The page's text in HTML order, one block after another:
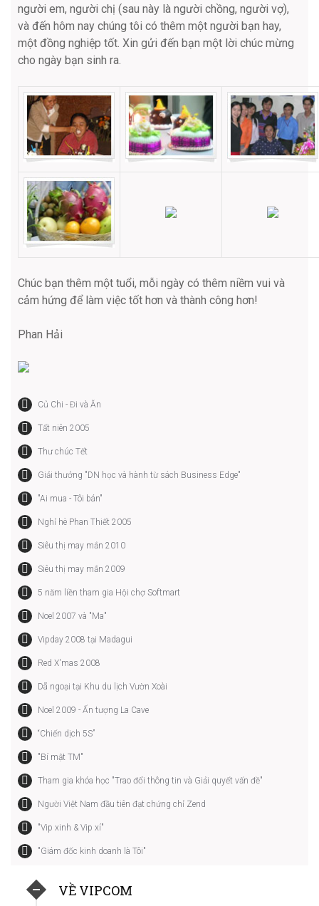
người em, người chị (sau này là người chồng, người vợ),
và đến hôm nay chúng tôi có thêm một người bạn hay,
một đồng nghiệp tốt. Xin gửi đến bạn một lời chúc mừng
cho ngày bạn sinh ra.
Chúc bạn thêm một tuổi, mỗi ngày có thêm niềm vui và
cảm hứng để làm việc tốt hơn và thành công hơn!
Phan Hải
Củ Chi - Đi và Ăn
Tất niên 2005
Thư chúc Tết
Giải thưởng "DN học và hành từ sách Business Edge"
"Ai mua - Tôi bán"
Nghỉ hè Phan Thiết 2005
Siêu thị may mắn 2010
Siêu thị may mắn 2009
5 năm liền tham gia Hội chợ Softmart
Noel 2007 và "Ma"
Vipday 2008 tại Madagui
Red X'mas 2008
Dã ngoại tại Khu du lịch Vườn Xoài
Noel 2009 - Ấn tượng La Cave
“Chiến dịch 5S”
"Bí mật TM"
Tham gia khóa học "Trao đổi thông tin và Giải quyết vấn đề"
Người Việt Nam đầu tiên đạt chứng chỉ Zend
"Vip xinh & Vip xí"
"Giám đốc kinh doanh là Tôi"
VỀ VIPCOM